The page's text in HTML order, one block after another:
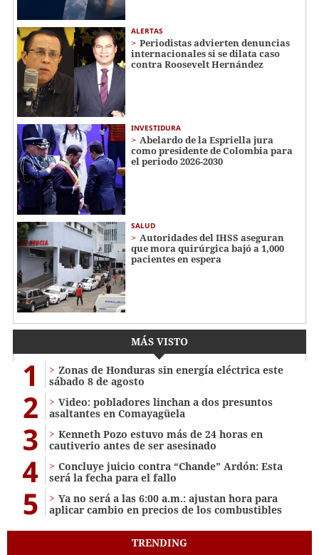
ALERTAS
Periodistas advierten denuncias
internacionales si se dilata caso
contra Roosevelt Hernández
INVESTIDURA
Abelardo de la Espriella jura
como presidente de Colombia para
el periodo 2026-2030
SALUD
Autoridades del IHSS aseguran
que mora quirúrgica bajó a 1,000
pacientes en espera
MÁS VISTO
1
Zonas de Honduras sin energía eléctrica este
sábado 8 de agosto
2
Video: pobladores linchan a dos presuntos
asaltantes en Comayagüela
3
Kenneth Pozo estuvo más de 24 horas en
cautiverio antes de ser asesinado
4
Concluye juicio contra “Chande” Ardón: Esta
será la fecha para el fallo
5
Ya no será a las 6:00 a.m.: ajustan hora para
aplicar cambio en precios de los combustibles
TRENDING